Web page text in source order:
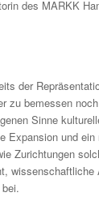
des MARKK
der
zu bemessen
Sinne
Expansion und
Zurichtungen
wissenschaftliche